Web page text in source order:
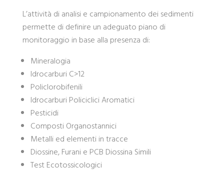
L’attività di analisi e campionamento dei sedimenti
permette di definire un adeguato piano di
monitoraggio in base alla presenza di:
Mineralogia
Idrocarburi C>12
Policlorobifenili
Idrocarburi Policiclici Aromatici
Pesticidi
Composti Organostannici
Metalli ed elementi in tracce
Diossine, Furani e PCB Diossina Simili
Test Ecotossicologici